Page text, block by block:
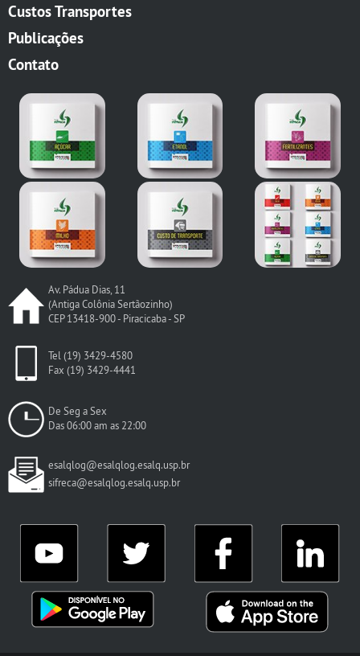
Custos Transportes
Publicações
Contato
Av. Pádua Dias, 11
(Antiga Colônia Sertãozinho)
CEP 13418-900 - Piracicaba - SP
Tel (19) 3429-4580
Fax (19) 3429-4441
De Seg a Sex
Das 06:00 am as 22:00
esalqlog@esalqlog.esalq.usp.br
sifreca@esalqlog.esalq.usp.br